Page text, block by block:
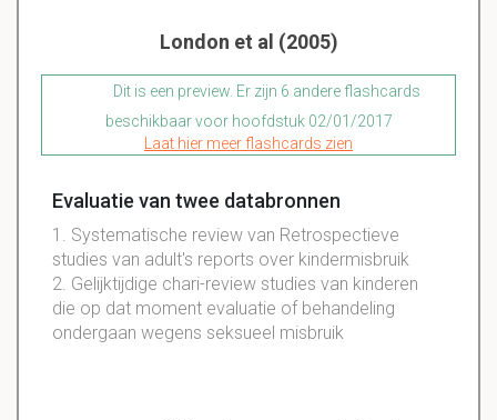
London et al (2005)
Dit is een preview. Er zijn 6 andere flashcards
beschikbaar voor hoofdstuk 02/01/2017
Laat hier meer flashcards zien
Evaluatie van twee databronnen
1. Systematische review van Retrospectieve
studies van adult's reports over kindermisbruik
2. Gelijktijdige chari-review studies van kinderen
die op dat moment evaluatie of behandeling
ondergaan wegens seksueel misbruik